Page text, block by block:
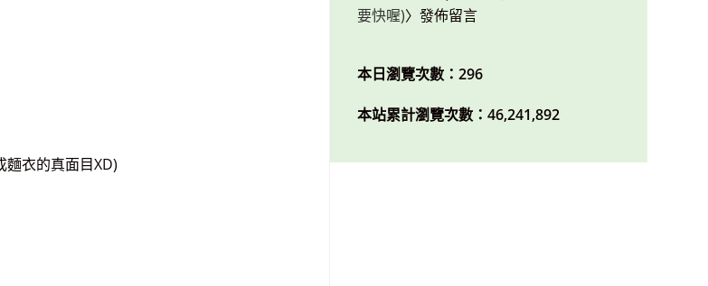
衣的真面目XD)
要快喔)〉發佈留言
本日瀏覽次數：296
本站累計瀏覽次數：46,241,892